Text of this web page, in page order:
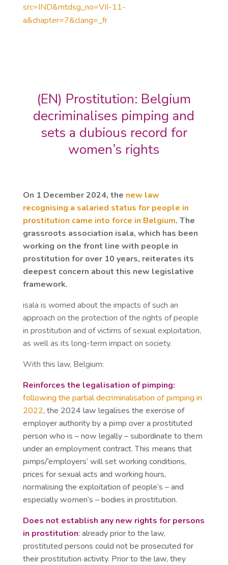
src=IND&mtdsg_no=VII-11-
a&chapter=7&clang=_fr
(EN) Prostitution: Belgium
decriminalises pimping and
sets a dubious record for
women’s rights
On 1 December 2024, the new law
recognising a salaried status for people in
prostitution came into force in Belgium. The
grassroots association isala, which has been
working on the front line with people in
prostitution for over 10 years, reiterates its
deepest concern about this new legislative
framework.
isala is worried about the impacts of such an
approach on the protection of the rights of people
in prostitution and of victims of sexual exploitation,
as well as its long-term impact on society.
With this law, Belgium:
Reinforces the legalisation of pimping:
following the partial decriminalisation of pimping in
2022, the 2024 law legalises the exercise of
employer authority by a pimp over a prostituted
person who is – now legally – subordinate to them
under an employment contract. This means that
pimps/‘employers’ will set working conditions,
prices for sexual acts and working hours,
normalising the exploitation of people’s – and
especially women’s – bodies in prostitution.
Does not establish any new rights for persons
in prostitution: already prior to the law,
prostituted persons could not be prosecuted for
their prostitution activity. Prior to the law, they